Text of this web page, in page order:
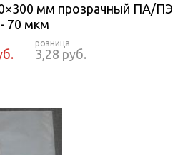
мм прозрачный ПА/ПЭ
- 70 мкм
3,28 руб.